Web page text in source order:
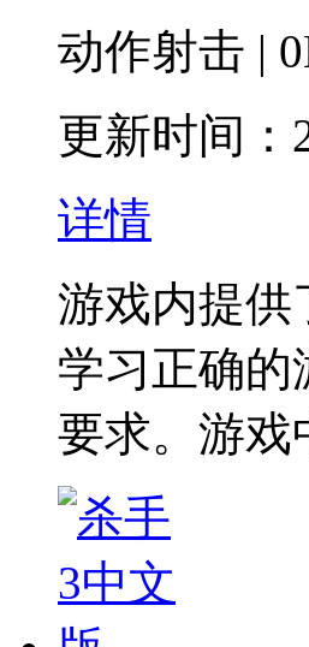
动作射击 |
更新时间：
详情
游戏内提供
学习正确的
要求。游戏